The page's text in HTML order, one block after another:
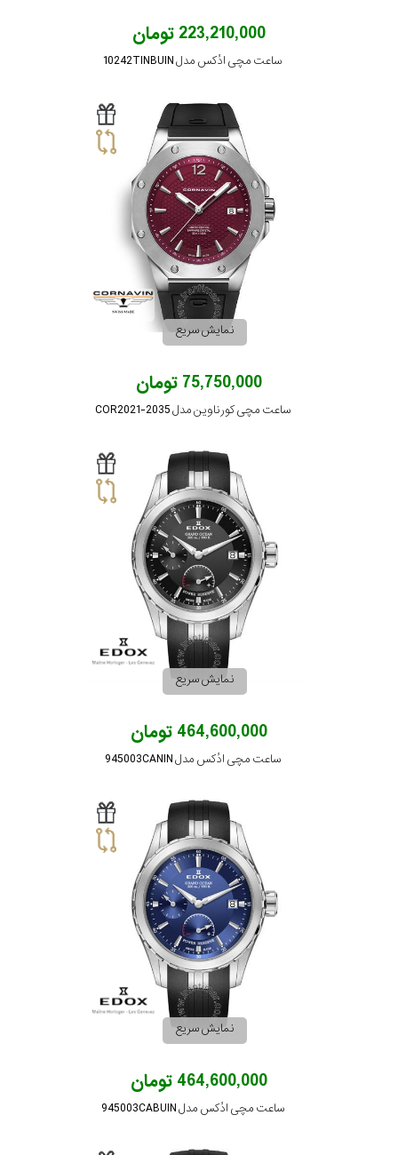
223,210,000 تومان
ساعت مچی ادُکس مدل 10242TINBUIN
نمایش سریع
75,750,000 تومان
ساعت مچی کورناوین مدل COR2021-2035
نمایش سریع
464,600,000 تومان
ساعت مچی ادُکس مدل 945003CANIN
نمایش سریع
464,600,000 تومان
ساعت مچی ادُکس مدل 945003CABUIN